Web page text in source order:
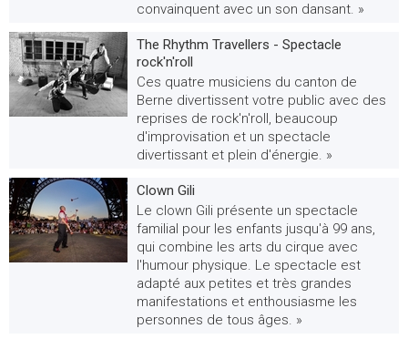
convainquent avec un son dansant. »
The Rhythm Travellers - Spectacle
rock'n'roll
Ces quatre musiciens du canton de
Berne divertissent votre public avec des
reprises de rock'n'roll, beaucoup
d'improvisation et un spectacle
divertissant et plein d'énergie. »
Clown Gili
Le clown Gili présente un spectacle
familial pour les enfants jusqu'à 99 ans,
qui combine les arts du cirque avec
l'humour physique. Le spectacle est
adapté aux petites et très grandes
manifestations et enthousiasme les
personnes de tous âges. »